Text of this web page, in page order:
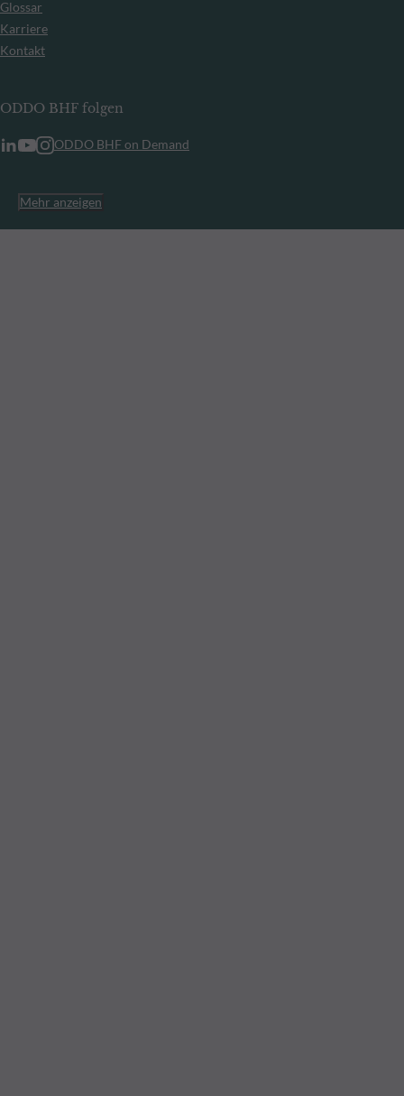
Glossar
Karriere
Kontakt
ODDO BHF folgen
ODDO BHF on Demand
Mehr anzeigen